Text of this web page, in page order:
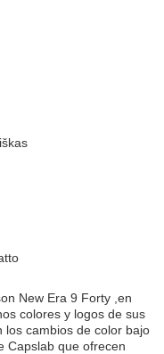
New Era 9 Forty ,en
colores y logos de sus
los cambios de color bajo
Capslab que ofrecen